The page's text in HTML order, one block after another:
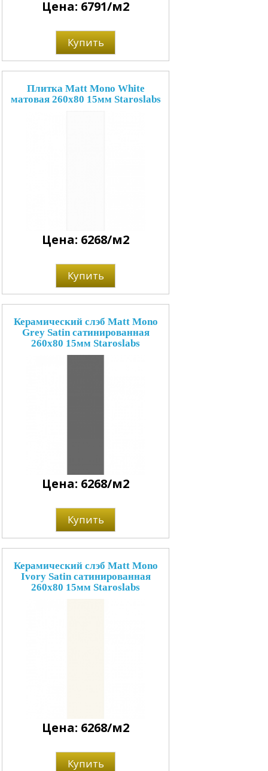
Цена: 6791/м2
Купить
Плитка Matt Mono White
матовая 260x80 15мм Staroslabs
Цена: 6268/м2
Купить
Керамический слэб Matt Mono
Grey Satin сатинированная
260x80 15мм Staroslabs
Цена: 6268/м2
Купить
Керамический слэб Matt Mono
Ivory Satin сатинированная
260x80 15мм Staroslabs
Цена: 6268/м2
Купить